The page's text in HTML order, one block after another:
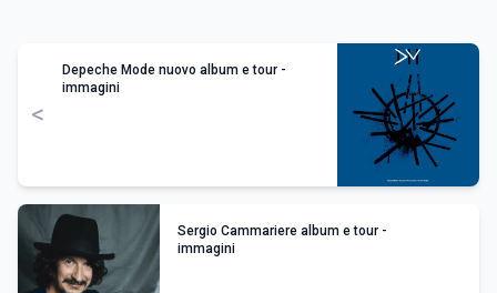
<
Depeche Mode nuovo album e tour -
immagini
Sergio Cammariere album e tour -
immagini